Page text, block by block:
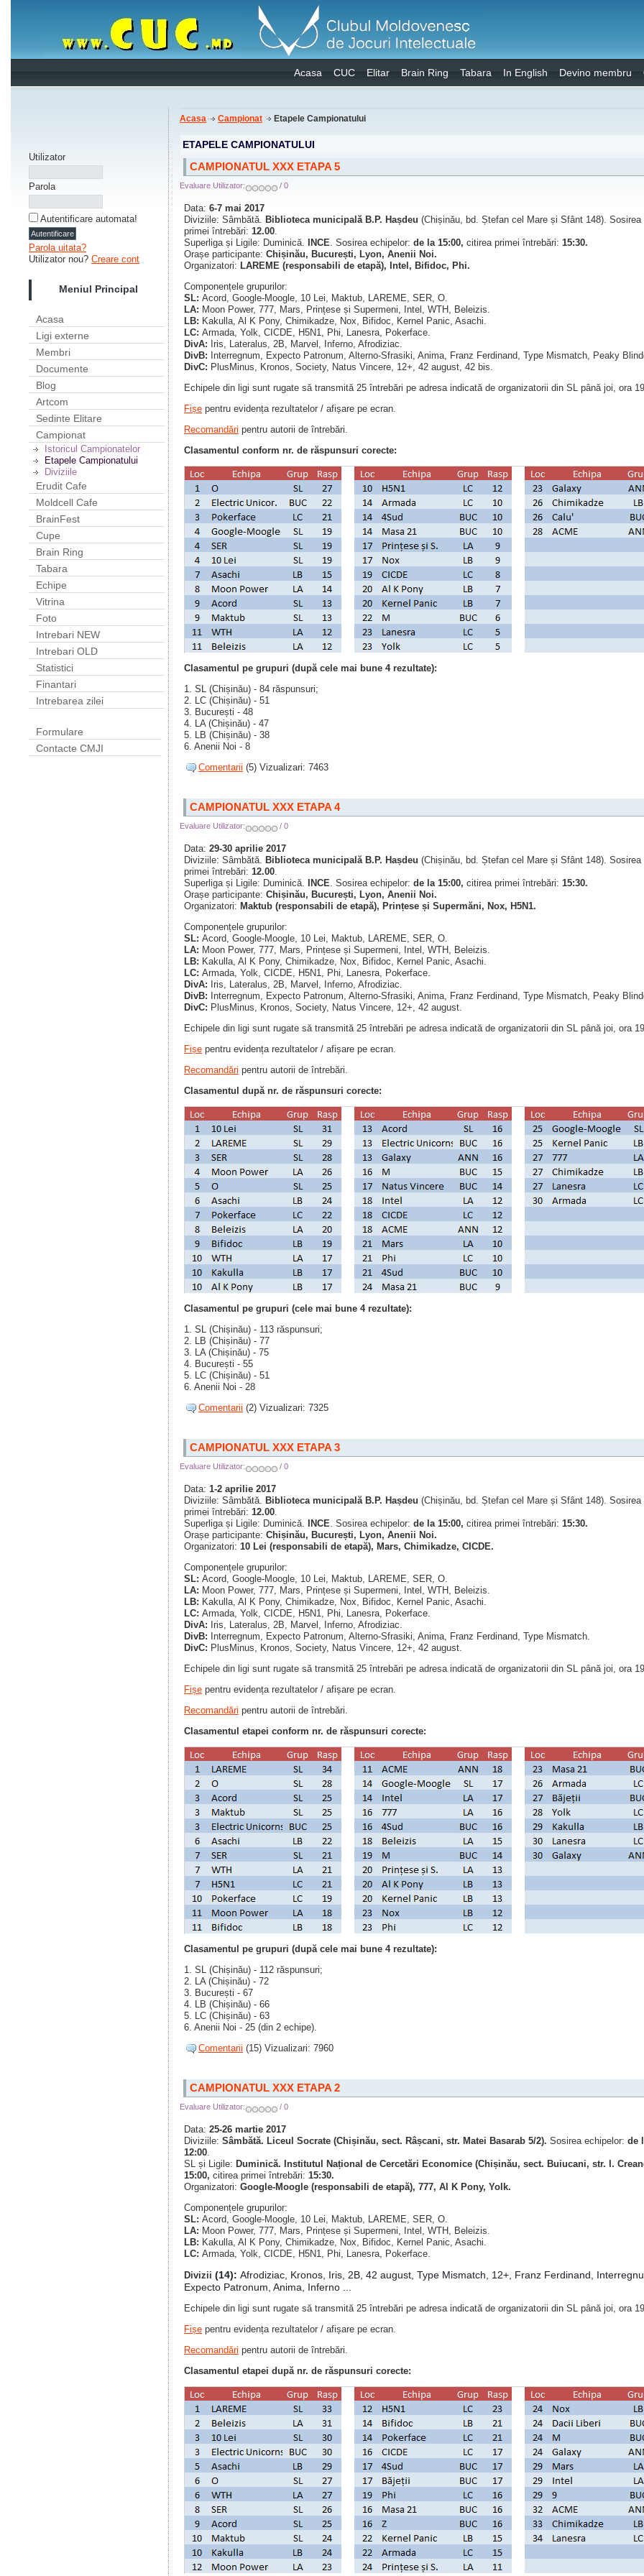
Acasa CUC Elitar Brain Ring Tabara In English Devino membru
Utilizator
Parola
Autentificare automata!
Parola uitata?
Utilizator nou? Creare cont
Meniul Principal
Acasa
Ligi externe
Membri
Documente
Blog
Artcom
Sedinte Elitare
Campionat
Istoricul Campionatelor
Etapele Campionatului
Diviziile
Erudit Cafe
Moldcell Cafe
BrainFest
Cupe
Brain Ring
Tabara
Echipe
Vitrina
Foto
Intrebari NEW
Intrebari OLD
Statistici
Finantari
Intrebarea zilei
Formulare
Contacte CMJI
Acasa Campionat Etapele Campionatului
ETAPELE CAMPIONATULUI
CAMPIONATUL XXX ETAPA 5
Evaluare Utilizator: / 0
Data: 6-7 mai 2017
Diviziile: Sâmbătă. Biblioteca municipală B.P. Hașdeu (Chișinău, bd. Ștefan cel Mare și Sfânt 148). Sosirea
primei întrebări: 12.00
Superliga și Ligile: Duminică. INCE . Sosirea echipelor: de la 15:00, citirea primei întrebări: 15:30.
Orașe participante: Chișinău, București, Lyon, Anenii Noi.
Organizatori: LAREME (responsabili de etapă), Intel, Bifidoc, Phi.
Componențele grupurilor:
SL: Acord, Google-Moogle, 10 Lei, Maktub, LAREME, SER, O.
LA: Moon Power, 777, Mars, Prințese și Supermeni, Intel, WTH, Beleizis.
LB: Kakulla, Al K Pony, Chimikadze, Nox, Bifidoc, Kernel Panic, Asachi.
LC: Armada, Yolk, CICDE, H5N1, Phi, Lanesra, Pokerface.
DivA: Iris, Lateralus, 2B, Marvel, Inferno, Afrodiziac.
DivB: Interregnum, Expecto Patronum, Alterno-Sfrasiki, Anima, Franz Ferdinand, Type Mismatch, Peaky
DivC: PlusMinus, Kronos, Society, Natus Vincere, 12+, 42 august, 42 bis.
Echipele din ligi sunt rugate să transmită 25 întrebări pe adresa indicată de organizatorii din SL până joi, ora
Fișe pentru evidența rezultatelor / afișare pe ecran.
Recomandări pentru autorii de întrebări.
Clasamentul conform nr. de răspunsuri corecte:
Clasamentul pe grupuri (după cele mai bune 4 rezultate):
1. SL (Chișinău) - 84 răspunsuri;
2. LC (Chișinău) - 51
3. București - 48
4. LA (Chișinău) - 47
5. LB (Chișinău) - 38
6. Anenii Noi - 8
Comentarii (5) Vizualizari: 7463
CAMPIONATUL XXX ETAPA 4
Evaluare Utilizator: / 0
Data: 29-30 aprilie 2017
Diviziile: Sâmbătă. Biblioteca municipală B.P. Hașdeu (Chișinău, bd. Ștefan cel Mare și Sfânt 148). Sosirea
primei întrebări: 12.00
Superliga și Ligile: Duminică. INCE . Sosirea echipelor: de la 15:00, citirea primei întrebări: 15:30.
Orașe participante: Chișinău, București, Lyon, Anenii Noi.
Organizatori: Maktub (responsabili de etapă), Prințese și Supermăni, Nox, H5N1.
Componențele grupurilor:
SL: Acord, Google-Moogle, 10 Lei, Maktub, LAREME, SER, O.
LA: Moon Power, 777, Mars, Prințese și Supermeni, Intel, WTH, Beleizis.
LB: Kakulla, Al K Pony, Chimikadze, Nox, Bifidoc, Kernel Panic, Asachi.
LC: Armada, Yolk, CICDE, H5N1, Phi, Lanesra, Pokerface.
DivA: Iris, Lateralus, 2B, Marvel, Inferno, Afrodiziac.
DivB: Interregnum, Expecto Patronum, Alterno-Sfrasiki, Anima, Franz Ferdinand, Type Mismatch, Peaky
DivC: PlusMinus, Kronos, Society, Natus Vincere, 12+, 42 august.
Echipele din ligi sunt rugate să transmită 25 întrebări pe adresa indicată de organizatorii din SL până joi, ora
Fișe pentru evidența rezultatelor / afișare pe ecran.
Recomandări pentru autorii de întrebări.
Clasamentul după nr. de răspunsuri corecte:
Clasamentul pe grupuri (cele mai bune 4 rezultate):
1. SL (Chișinău) - 113 răspunsuri;
2. LB (Chișinău) - 77
3. LA (Chișinău) - 75
4. București - 55
5. LC (Chișinău) - 51
6. Anenii Noi - 28
Comentarii (2) Vizualizari: 7325
CAMPIONATUL XXX ETAPA 3
Evaluare Utilizator: / 0
Data: 1-2 aprilie 2017
Diviziile: Sâmbătă. Biblioteca municipală B.P. Hașdeu (Chișinău, bd. Ștefan cel Mare și Sfânt 148). Sosirea
primei întrebări: 12.00
Superliga și Ligile: Duminică. INCE . Sosirea echipelor: de la 15:00, citirea primei întrebări: 15:30.
Orașe participante: Chișinău, București, Lyon, Anenii Noi.
Organizatori: 10 Lei (responsabili de etapă), Mars, Chimikadze, CICDE.
Componențele grupurilor:
SL: Acord, Google-Moogle, 10 Lei, Maktub, LAREME, SER, O.
LA: Moon Power, 777, Mars, Prințese și Supermeni, Intel, WTH, Beleizis.
LB: Kakulla, Al K Pony, Chimikadze, Nox, Bifidoc, Kernel Panic, Asachi.
LC: Armada, Yolk, CICDE, H5N1, Phi, Lanesra, Pokerface.
DivA: Iris, Lateralus, 2B, Marvel, Inferno, Afrodiziac.
DivB: Interregnum, Expecto Patronum, Alterno-Sfrasiki, Anima, Franz Ferdinand, Type Mismatch.
DivC: PlusMinus, Kronos, Society, Natus Vincere, 12+, 42 august.
Echipele din ligi sunt rugate să transmită 25 întrebări pe adresa indicată de organizatorii din SL până joi, ora
Fișe pentru evidența rezultatelor / afișare pe ecran.
Recomandări pentru autorii de întrebări.
Clasamentul etapei conform nr. de răspunsuri corecte:
Clasamentul pe grupuri (după cele mai bune 4 rezultate):
1. SL (Chișinău) - 112 răspunsuri;
2. LA (Chișinău) - 72
3. București - 67
4. LB (Chișinău) - 66
5. LC (Chișinău) - 63
6. Anenii Noi - 25 (din 2 echipe).
Comentarii (15) Vizualizari: 7960
CAMPIONATUL XXX ETAPA 2
Evaluare Utilizator: / 0
Data: 25-26 martie 2017
Diviziile: Sâmbătă. Liceul Socrate (Chișinău, sect. Râșcani, str. Matei Basarab 5/2). Sosirea echipelor: de
12:00
SL și Ligile: Duminică. Institutul Național de Cercetări Economice (Chișinău, sect. Buiucani, str. I.
15:00, citirea primei întrebări: 15:30.
Organizatori: Google-Moogle (responsabili de etapă), 777, Al K Pony, Yolk.
Componențele grupurilor:
SL: Acord, Google-Moogle, 10 Lei, Maktub, LAREME, SER, O.
LA: Moon Power, 777, Mars, Prințese și Supermeni, Intel, WTH, Beleizis.
LB: Kakulla, Al K Pony, Chimikadze, Nox, Bifidoc, Kernel Panic, Asachi.
LC: Armada, Yolk, CICDE, H5N1, Phi, Lanesra, Pokerface.
Divizii (14): Afrodiziac, Kronos, Iris, 2B, 42 august, Type Mismatch, 12+, Franz Ferdinand,
Expecto Patronum, Anima, Inferno ...
Echipele din ligi sunt rugate să transmită 25 întrebări pe adresa indicată de organizatorii din SL până joi, ora
Fișe pentru evidența rezultatelor / afișare pe ecran.
Recomandări pentru autorii de întrebări.
Clasamentul etapei după nr. de răspunsuri corecte: